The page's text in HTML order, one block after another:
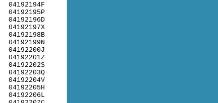
04192194F
04192195P
04192196D
04192197X
04192198B
04192199N
04192200J
04192201Z
04192202S
04192203Q
04192204V
04192205H
04192206L